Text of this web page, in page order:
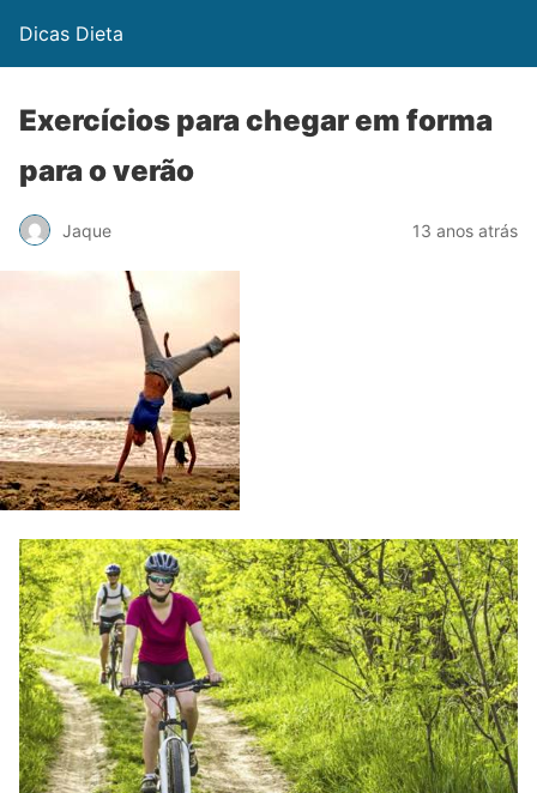
Dicas Dieta
Exercícios para chegar em forma
para o verão
Jaque 13 anos atrás